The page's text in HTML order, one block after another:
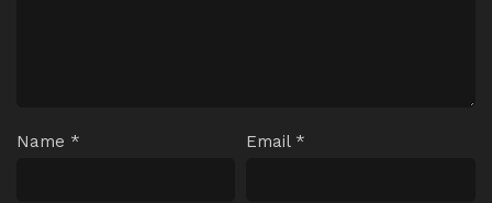
Name * Email *